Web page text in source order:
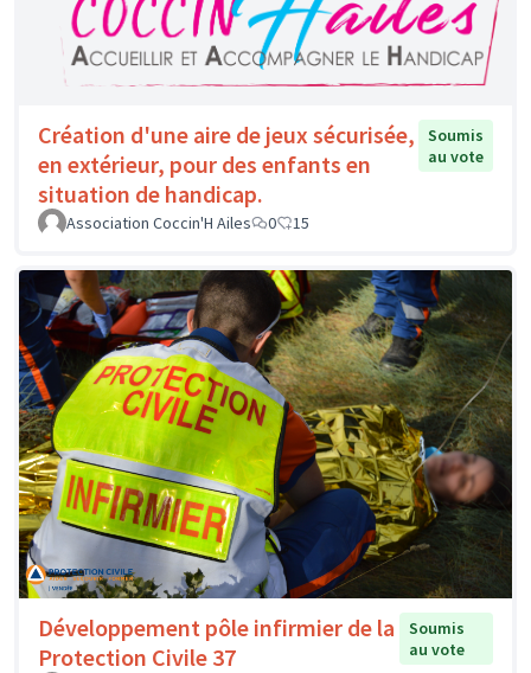
Création d'une aire de jeux sécurisée,
en extérieur, pour des enfants en
situation de handicap.
Soumis
au vote
Association Coccin'H Ailes 0 15
Développement pôle infirmier de la
Protection Civile 37
Soumis
au vote